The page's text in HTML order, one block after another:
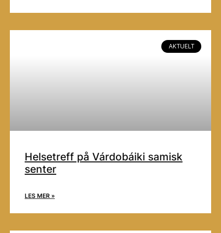
AKTUELT
Helsetreff på Várdobáiki samisk
senter
LES MER »